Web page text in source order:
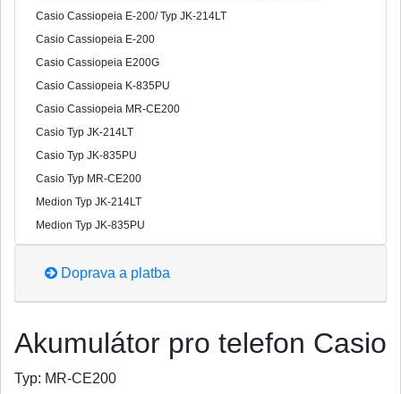
Casio Cassiopeia E-200/ Typ JK-214LT
Casio Cassiopeia E-200
Casio Cassiopeia E200G
Casio Cassiopeia K-835PU
Casio Cassiopeia MR-CE200
Casio Typ JK-214LT
Casio Typ JK-835PU
Casio Typ MR-CE200
Medion Typ JK-214LT
Medion Typ JK-835PU
Doprava a platba
Akumulátor pro telefon Casio
Typ: MR-CE200